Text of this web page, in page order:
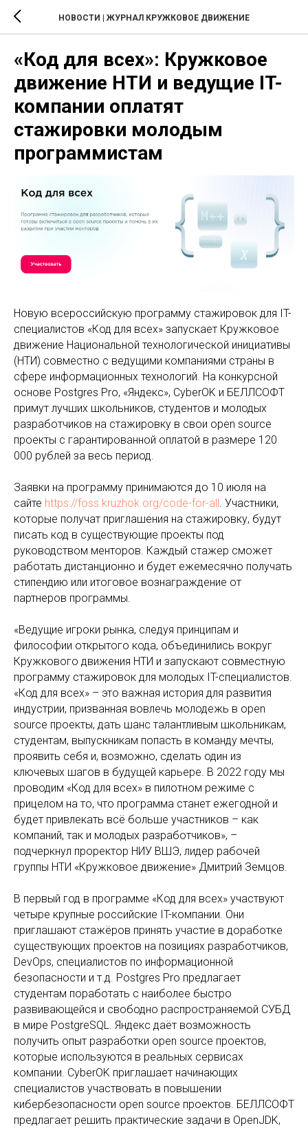
НОВОСТИ | ЖУРНАЛ КРУЖКОВОЕ ДВИЖЕНИЕ
«Код для всех»: Кружковое
движение НТИ и ведущие IT-
компании оплатят
стажировки молодым
программистам
Новую всероссийскую программу стажировок для IT-
специалистов «Код для всех» запускает Кружковое
движение Национальной технологической инициативы
(НТИ) совместно с ведущими компаниями страны в
сфере информационных технологий. На конкурсной
основе Postgres Pro, «Яндекс», CyberOK и БЕЛЛСОФТ
примут лучших школьников, студентов и молодых
разработчиков на стажировку в свои open source
проекты с гарантированной оплатой в размере 120
000 рублей за весь период.
Заявки на программу принимаются до 10 июля на
сайте https://foss.kruzhok.org/code-for-all. Участники,
которые получат приглашения на стажировку, будут
писать код в существующие проекты под
руководством менторов. Каждый стажер сможет
работать дистанционно и будет ежемесячно получать
стипендию или итоговое вознаграждение от
партнеров программы.
«Ведущие игроки рынка, следуя принципам и
философии открытого кода, объединились вокруг
Кружкового движения НТИ и запускают совместную
программу стажировок для молодых IT-специалистов.
«Код для всех» – это важная история для развития
индустрии, призванная вовлечь молодежь в open
source проекты, дать шанс талантливым школьникам,
студентам, выпускникам попасть в команду мечты,
проявить себя и, возможно, сделать один из
ключевых шагов в будущей карьере. В 2022 году мы
проводим «Код для всех» в пилотном режиме с
прицелом на то, что программа станет ежегодной и
будет привлекать всё больше участников – как
компаний, так и молодых разработчиков», –
подчеркнул проректор НИУ ВШЭ, лидер рабочей
группы НТИ «Кружковое движение» Дмитрий Земцов.
В первый год в программе «Код для всех» участвуют
четыре крупные российские IT-компании. Они
приглашают стажёров принять участие в доработке
существующих проектов на позициях разработчиков,
DevOps, специалистов по информационной
безопасности и т.д. Postgres Pro предлагает
студентам поработать с наиболее быстро
развивающейся и свободно распространяемой СУБД
в мире PostgreSQL. Яндекс даёт возможность
получить опыт разработки open source проектов,
которые используются в реальных сервисах
компании. CyberOK приглашает начинающих
специалистов участвовать в повышении
кибербезопасности open source проектов. БЕЛЛСОФТ
предлагает решить практические задачи в OpenJDK,